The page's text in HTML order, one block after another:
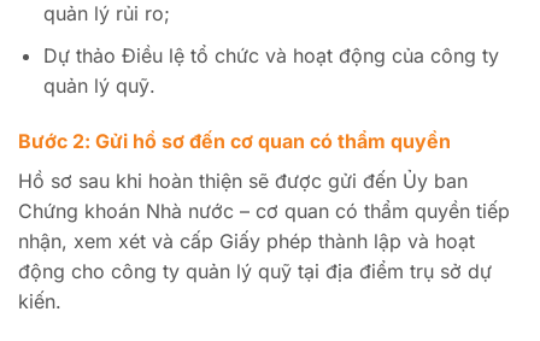
quản lý rủi ro;
Dự thảo Điều lệ tổ chức và hoạt động của công ty
quản lý quỹ.
Bước 2: Gửi hồ sơ đến cơ quan có thẩm quyền
Hồ sơ sau khi hoàn thiện sẽ được gửi đến Ủy ban
Chứng khoán Nhà nước – cơ quan có thẩm quyền tiếp
nhận, xem xét và cấp Giấy phép thành lập và hoạt
động cho công ty quản lý quỹ tại địa điểm trụ sở dự
kiến.